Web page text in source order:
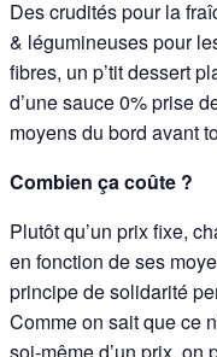
Des crudités pour la
& légumineuses pour
fibres, un p’tit dessert
d’une sauce 0% prise
moyens du bord avant
Combien ça coûte ?
Plutôt qu’un prix fixe,
en fonction de ses
principe de solidarité
Comme on sait que ce